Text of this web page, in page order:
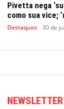
Pivetta nega
como sua vice;
Destaques 30 de
NEWSLETTER